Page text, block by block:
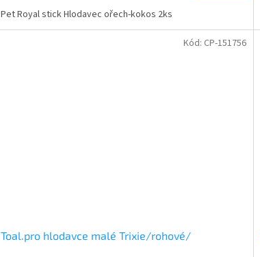
Pet Royal stick Hlodavec ořech-kokos 2ks
Toal.pro hlodavce malé Trixie/rohové/
Kód: CP-151756